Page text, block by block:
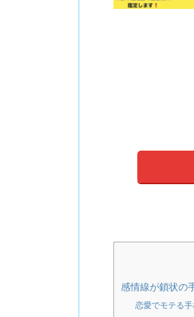
感情線が鎖状の
恋愛でモテる